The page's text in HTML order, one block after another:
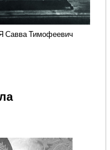
Савва Тимофеевич